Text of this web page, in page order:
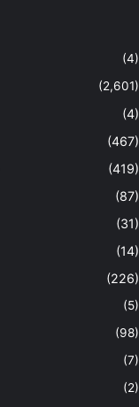
(4)
(2,601)
(4)
(467)
(419)
(87)
(31)
(14)
(226)
(5)
(98)
(7)
(2)